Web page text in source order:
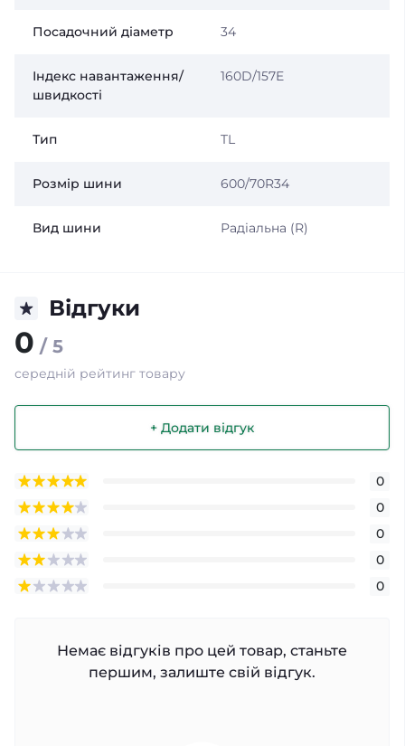
Посадочний діаметр 34
Індекс навантаження/
швидкості
160D/157E
Тип TL
Розмір шини 600/70R34
Вид шини Радіальна (R)
Відгуки
0 / 5
середній рейтинг товару
+ Додати відгук
0
0
0
0
0
Немає відгуків про цей товар, станьте
першим, залиште свій відгук.